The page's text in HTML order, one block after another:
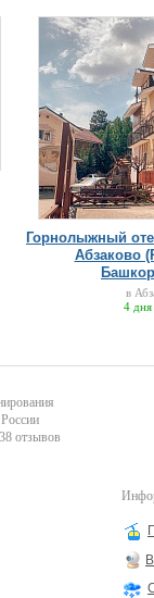
Горнолыжный
Абзаково
в
4 дня
отзывов